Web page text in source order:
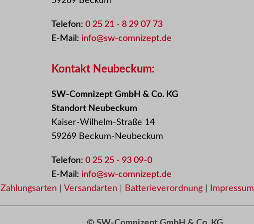
Telefon:0 25 21 - 8 29 07 73
E-Mail: info@sw-comnizept.de
Kontakt Neubeckum:
SW-Comnizept GmbH & Co. KG
Standort Neubeckum
Kaiser-Wilhelm-Straße 14
59269 Beckum-Neubeckum
Telefon:0 25 25 - 93 09-0
E-Mail: info@sw-comnizept.de
Zahlungsarten Versandarten Batterieverordnung Impressum